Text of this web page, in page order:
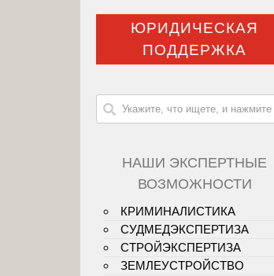
ЮРИДИЧЕСКАЯ
ПОДДЕРЖКА
НАШИ ЭКСПЕРТНЫЕ
ВОЗМОЖНОСТИ
КРИМИНАЛИСТИКА
СУДМЕДЭКСПЕРТИЗА
СТРОЙЭКСПЕРТИЗА
ЗЕМЛЕУСТРОЙСТВО